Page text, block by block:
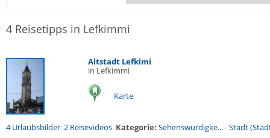
4 Reisetipps in Lefkimmi
Altstadt Lefkimi
in Lefkimmi
Karte
4 Urlaubsbilder 2 Reisevideos Kategorie: Sehenswürdigke...-Stadt